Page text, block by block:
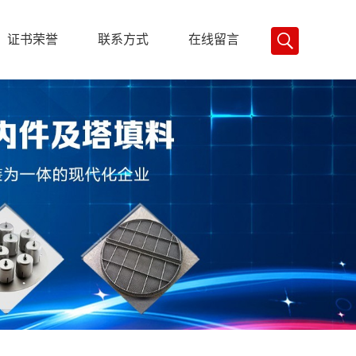
证书荣誉 联系方式 在线留言